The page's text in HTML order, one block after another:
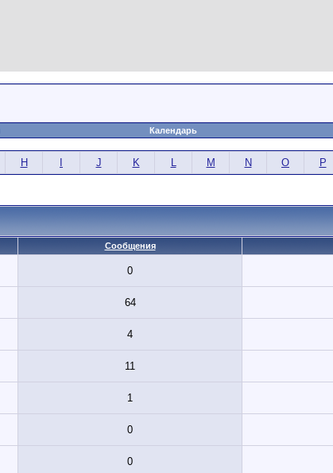
Календарь
H J K L M N O P
Сообщения
0
64
4
11
1
0
0